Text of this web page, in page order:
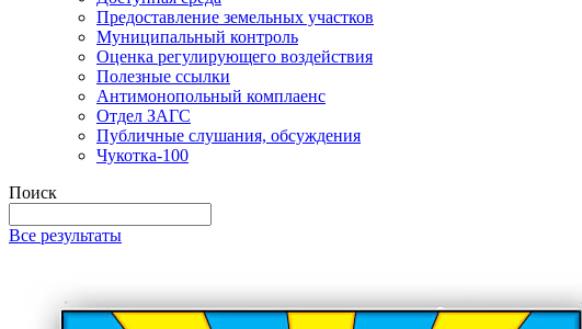
Предоставление земельных участков
Муниципальный контроль
Оценка регулирующего воздействия
Полезные ссылки
Антимонопольный комплаенс
Отдел ЗАГС
Публичные слушания, обсуждения
Чукотка-100
Поиск
Все результаты